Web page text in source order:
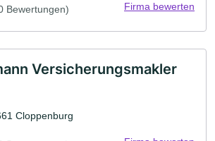
Bewertungen) Firma bewerten
Versicherungsmakler
Cloppenburg